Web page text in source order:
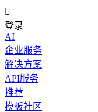

登录
AI
企业服务
解决方案
API服务
推荐
模板社区